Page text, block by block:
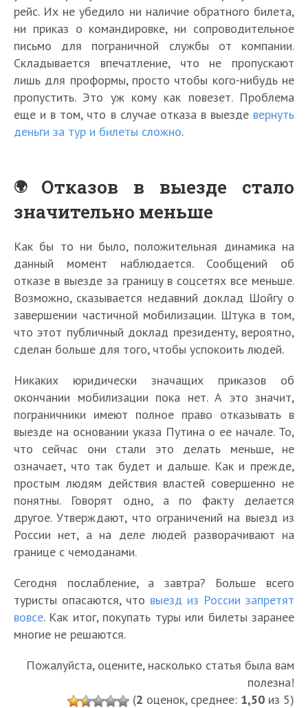
рейс. Их не убедило ни наличие обратного билета,
ни приказ о командировке, ни сопроводительное
письмо для пограничной службы от компании.
Складывается впечатление, что не пропускают
лишь для проформы, просто чтобы кого-нибудь не
пропустить. Это уж кому как повезет. Проблема
еще и в том, что в случае отказа в выезде вернуть
деньги за тур и билеты сложно.
Отказов в выезде стало
значительно меньше
Как бы то ни было, положительная динамика на
данный момент наблюдается. Сообщений об
отказе в выезде за границу в соцсетях все меньше.
Возможно, сказывается недавний доклад Шойгу о
завершении частичной мобилизации. Штука в том,
что этот публичный доклад президенту, вероятно,
сделан больше для того, чтобы успокоить людей.
Никаких юридически значащих приказов об
окончании мобилизации пока нет. А это значит,
пограничники имеют полное право отказывать в
выезде на основании указа Путина о ее начале. То,
что сейчас они стали это делать меньше, не
означает, что так будет и дальше. Как и прежде,
простым людям действия властей совершенно не
понятны. Говорят одно, а по факту делается
другое. Утверждают, что ограничений на выезд из
России нет, а на деле людей разворачивают на
границе с чемоданами.
Сегодня послабление, а завтра? Больше всего
туристы опасаются, что выезд из России запретят
вовсе. Как итог, покупать туры или билеты заранее
многие не решаются.
Пожалуйста, оцените, насколько статья была вам
полезна!
(2 оценок, среднее: 1,50 из 5)